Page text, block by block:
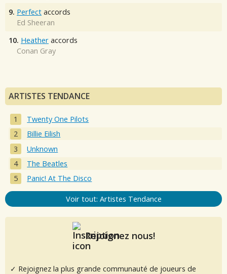
9. Perfect accords
Ed Sheeran
10. Heather accords
Conan Gray
ARTISTES TENDANCE
Twenty One Pilots
Billie Eilish
Unknown
The Beatles
Panic! At The Disco
Voir tout: Artistes Tendance
Rejoignez nous!
✓ Rejoignez la plus grande communauté de joueurs de